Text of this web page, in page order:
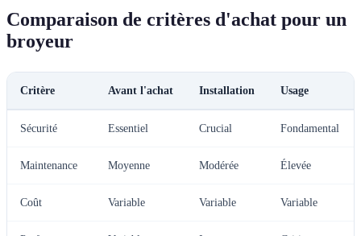
Comparaison de critères d'achat pour un
broyeur
Critère Avant l'achat Installation Usage
Sécurité Essentiel Crucial Fondamental
Maintenance Moyenne Modérée Élevée
Coût Variable Variable Variable